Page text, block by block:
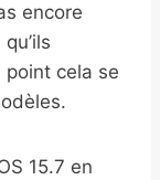
encore
cela se
15.7 en